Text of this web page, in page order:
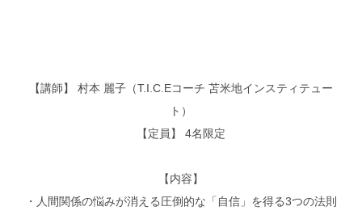
【講師】 村本 麗子（T.I.C.Eコーチ 苫米地インスティテュー
ト）
【定員】 4名限定
【内容】
・人間関係の悩みが消える圧倒的な「自信」を得る3つの法則